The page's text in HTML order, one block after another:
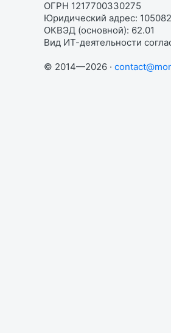
ОГРН 1217700330275
Юридический адрес:
ОКВЭД (основной): 62.01
Вид ИТ-деятельности
© 2014—2026 ·